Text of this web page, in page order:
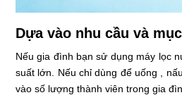
Dựa vào nhu cầu và
Nếu gia đình bạn sử dụng máy lọc
suất lớn. Nếu chỉ dùng để uống ,
vào số lượng thành viên trong gia